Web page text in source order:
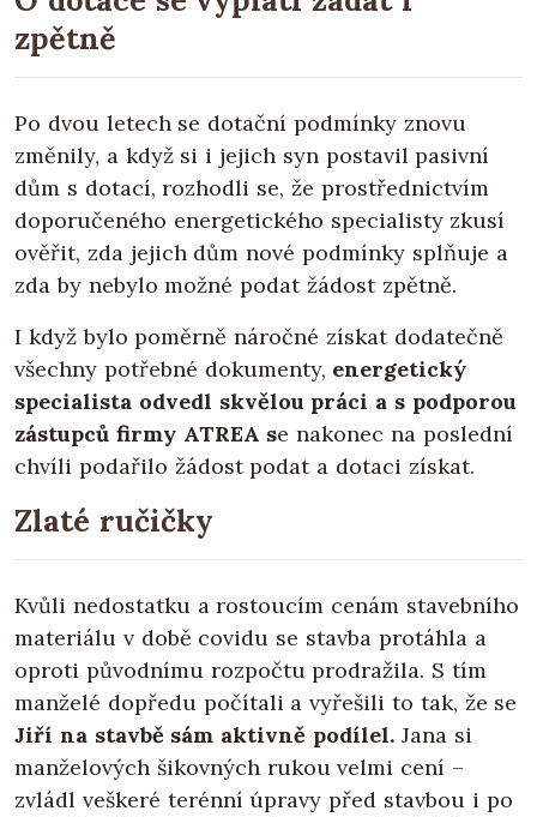
zpětně
Po dvou letech se dotační podmínky znovu
změnily, a když si i jejich syn postavil pasivní
dům s dotací, rozhodli se, že prostřednictvím
doporučeného energetického specialisty zkusí
ověřit, zda jejich dům nové podmínky splňuje a
zda by nebylo možné podat žádost zpětně.
I když bylo poměrně náročné získat dodatečně
všechny potřebné dokumenty, energetický
specialista odvedl skvělou práci a s podporou
zástupců firmy ATREA se nakonec na poslední
chvíli podařilo žádost podat a dotaci získat.
Zlaté ručičky
Kvůli nedostatku a rostoucím cenám stavebního
materiálu v době covidu se stavba protáhla a
oproti původnímu rozpočtu prodražila. S tím
manželé dopředu počítali a vyřešili to tak, že se
Jiří na stavbě sám aktivně podílel. Jana si
manželových šikovných rukou velmi cení –
zvládl veškeré terénní úpravy před stavbou i po